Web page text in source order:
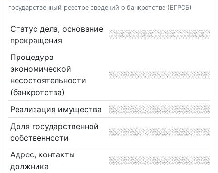
государственный реестре сведений о банкротстве (ЕГРСБ)
Статус дела, основание
прекращения
Процедура
экономической
несостоятельности
(банкротства)
Реализация имущества
Доля государственной
собственности
Адрес, контакты
должника